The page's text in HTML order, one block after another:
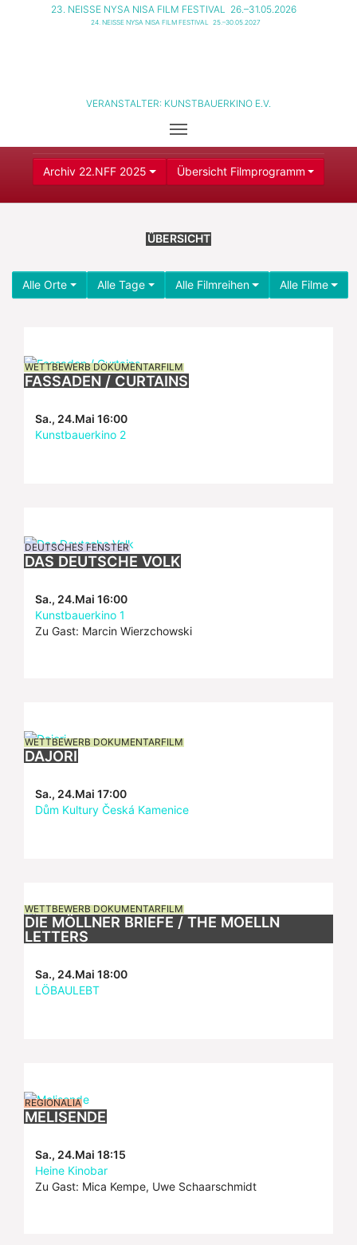
23. NEISSE NYSA NISA FILM FESTIVAL 26.–31.05.2026
24. NEISSE NYSA NISA FILM FESTIVAL 25.–30.05.2027
VERANSTALTER: KUNSTBAUERKINO E.V.
Archiv 22.NFF 2025 Übersicht Filmprogramm
ÜBERSICHT
Alle Orte Alle Tage Alle Filmreihen Alle Filme
WETTBEWERB DOKUMENTARFILM
FASSADEN / CURTAINS
Sa., 24.Mai 16:00
Kunstbauerkino 2
DEUTSCHES FENSTER
DAS DEUTSCHE VOLK
Sa., 24.Mai 16:00
Kunstbauerkino 1
Zu Gast: Marcin Wierzchowski
WETTBEWERB DOKUMENTARFILM
DAJORI
Sa., 24.Mai 17:00
Dům Kultury Česká Kamenice
WETTBEWERB DOKUMENTARFILM
DIE MÖLLNER BRIEFE / THE MOELLN
LETTERS
Sa., 24.Mai 18:00
LÖBAULEBT
REGIONALIA
MELISENDE
Sa., 24.Mai 18:15
Heine Kinobar
Zu Gast: Mica Kempe, Uwe Schaarschmidt